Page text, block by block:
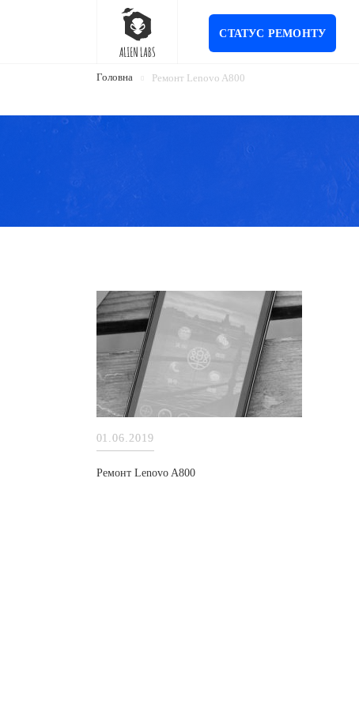
Головна Ремонт Lenovo A800
01.06.2019
Ремонт Lenovo A800
СТАТУС РЕМОНТУ